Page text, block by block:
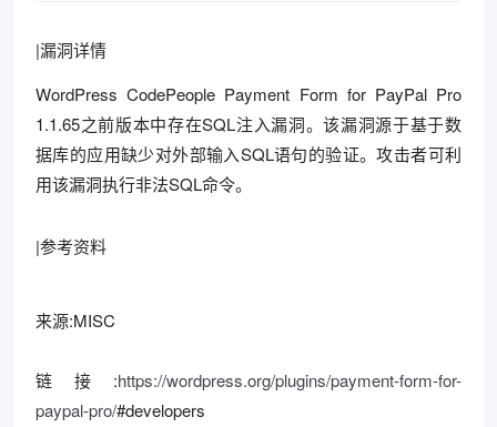
|漏洞详情
WordPress CodePeople Payment Form for PayPal Pro
1.1.65之前版本中存在SQL注入漏洞。该漏洞源于基于数
据库的应用缺少对外部输入SQL语句的验证。攻击者可利
用该漏洞执行非法SQL命令。
|参考资料
来源:MISC
链接:https://wordpress.org/plugins/payment-form-for-
paypal-pro/#developers